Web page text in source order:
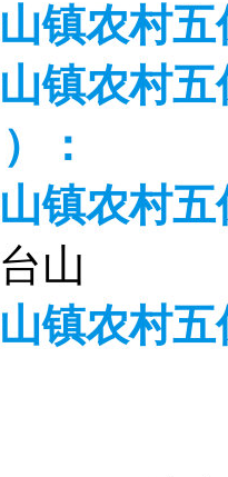
镇农村
镇农村
：
镇农村
山
镇农村